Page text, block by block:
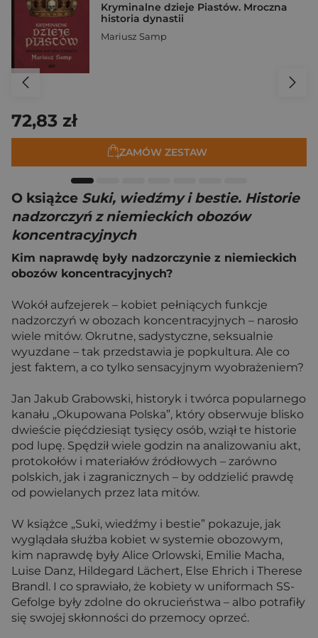
Kryminalne dzieje Piastów. Mroczna
historia dynastii
Mariusz Samp
72,83 zł
ZAMÓW ZESTAW
O książce Suki, wiedźmy i bestie. Historie
nadzorczyń z niemieckich obozów
koncentracyjnych
Kim naprawdę były nadzorczynie z niemieckich
obozów koncentracyjnych?
Wokół aufzejerek – kobiet pełniących funkcje
nadzorczyń w obozach koncentracyjnych – narosło
wiele mitów. Okrutne, sadystyczne, seksualnie
wyuzdane – tak przedstawia je popkultura. Ale co
jest faktem, a co tylko sensacyjnym wyobrażeniem?
Jan Jakub Grabowski, historyk i twórca popularnego
kanału „Okupowana Polska”, który obserwuje blisko
dwieście pięćdziesiąt tysięcy osób, wziął te historie
pod lupę. Spędził wiele godzin na analizowaniu akt,
protokołów i materiałów źródłowych – zarówno
polskich, jak i zagranicznych – by oddzielić prawdę
od powielanych przez lata mitów.
W książce „Suki, wiedźmy i bestie” pokazuje, jak
wyglądała służba kobiet w systemie obozowym,
kim naprawdę były Alice Orlowski, Emilie Macha,
Luise Danz, Hildegard Lächert, Else Ehrich i Therese
Brandl. I co sprawiało, że kobiety w uniformach SS-
Gefolge były zdolne do okrucieństwa – albo potrafiły
się swojej skłonności do przemocy oprzeć.